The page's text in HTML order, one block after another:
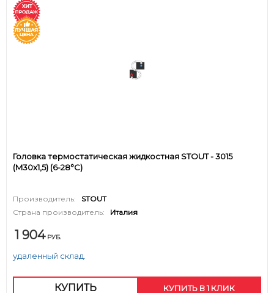
Головка термостатическая жидкостная STOUT - 3015
(M30x1,5) (6-28°C)
Производитель:
STOUT
Страна производитель:
Италия
1 904 РУБ.
удаленный склад.
КУПИТЬ КУПИТЬ В 1 КЛИК